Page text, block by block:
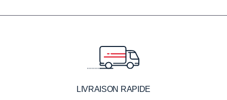
LIVRAISON RAPIDE